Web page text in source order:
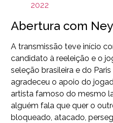
2022
Abertura com
A transmissão teve início
candidato à reeleição e o
seleção brasileira e do
agradeceu o apoio do
artista famoso do mesmo
alguém fala que quer o
bloqueado, atacado,